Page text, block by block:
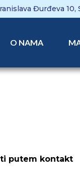
Đurđeva 10,
O NAMA
putem kontakt